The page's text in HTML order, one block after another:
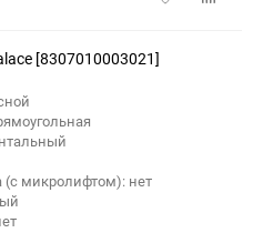
[8307010003021]
микролифтом): нет